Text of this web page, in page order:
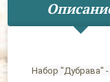
Набор "Дубрава"